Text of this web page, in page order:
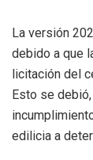
La versión
debido a que
licitación del
Esto se
edilicia a